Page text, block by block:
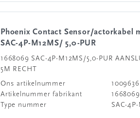
Phoenix Contact Sensor/actorkabel met connector
SAC-4P-M12MS/ 5,0-PUR
1668069 SAC-4P-M12MS/5,0-PUR
5M RECHT
Ons artikelnummer
1009636
Artikelnummer fabrikant
1668069
Type nummer
SAC-